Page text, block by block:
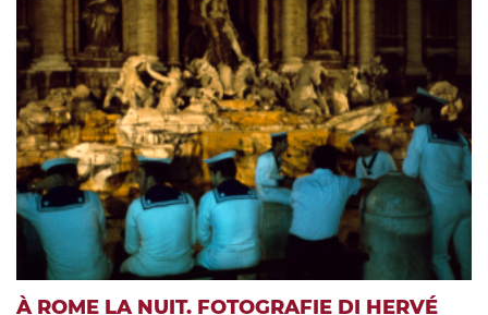
À ROME LA NUIT. FOTOGRAFIE DI HERVÉ